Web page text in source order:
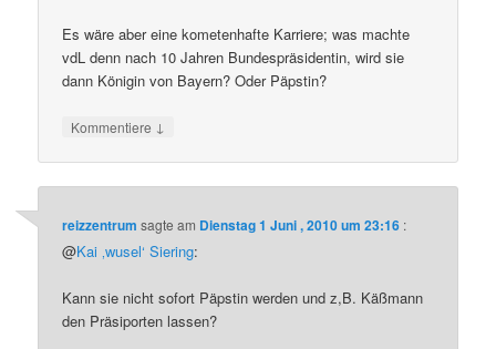
Es wäre aber eine kometenhafte Karriere; was machte
vdL denn nach 10 Jahren Bundespräsidentin, wird sie
dann Königin von Bayern? Oder Päpstin?
Kommentiere ↓
reizzentrum sagte am Dienstag 1 Juni , 2010 um 23:16 :
@Kai ‚wusel‘ Siering:
Kann sie nicht sofort Päpstin werden und z,B. Käßmann
den Präsiporten lassen?